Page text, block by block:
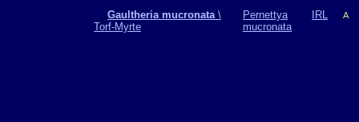
Gaultheria mucronata\
Torf-Myrte
Pernettya
mucronata
IRL A